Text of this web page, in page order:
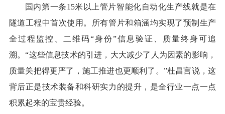
国内第一条15米以上管片智能化自动化生产线就是在
隧道工程中首次使用。所有管片和箱涵均实现了预制生产
全过程监控、二维码“身份”信息验证、质量终身可追
溯。“这些信息技术的引进，大大减少了人为因素的影响，
质量关把得更严了，施工推进也更顺利了。”杜昌言说，这
背后正是技术装备和科研实力的提升，是全行业一点一点
积累起来的宝贵经验。